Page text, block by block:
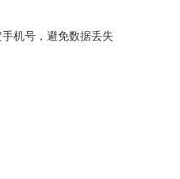
机号，避免数据丢失